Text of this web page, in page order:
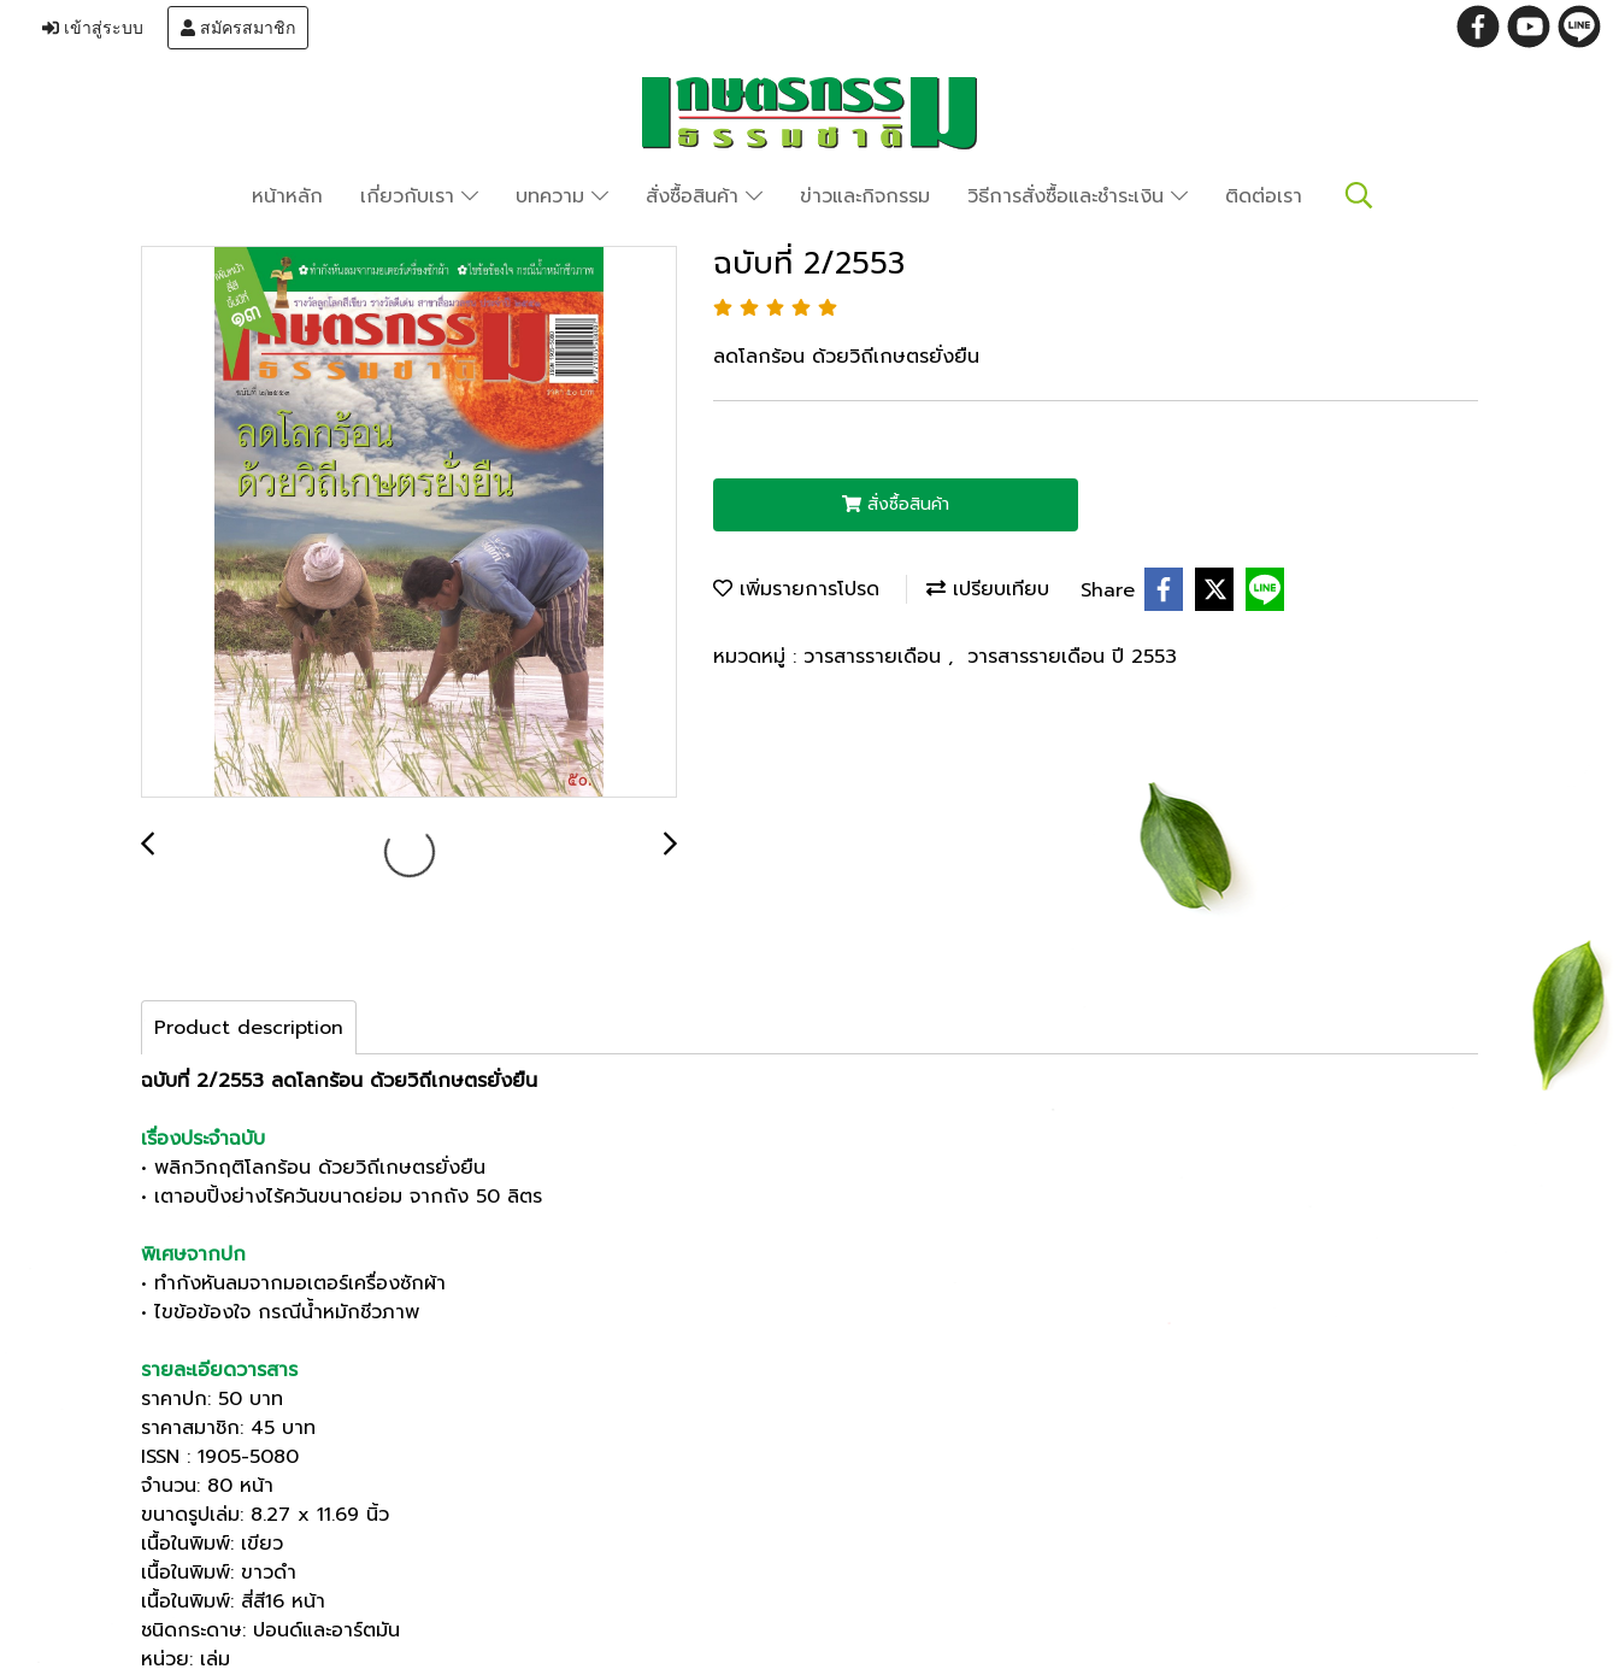
เข้าสู่ระบบ สมัครสมาชิก
หน้าหลัก เกี่ยวกับเรา บทความ สั่งซื้อสินค้า ข่าวและกิจกรรม วิธีการสั่งซื้อและชำระเงิน ติดต่อเรา
ฉบับที่ 2/2553
ลดโลกร้อน ด้วยวิถีเกษตรยั่งยืน
สั่งซื้อสินค้า
เพิ่มรายการโปรด เปรียบเทียบ Share
หมวดหมู่ : วารสารรายเดือน , วารสารรายเดือน ปี 2553
Product description
ฉบับที่ 2/2553 ลดโลกร้อน ด้วยวิถีเกษตรยั่งยืน
เรื่องประจำฉบับ
• พลิกวิกฤติโลกร้อน ด้วยวิถีเกษตรยั่งยืน
• เตาอบปิ้งย่างไร้ควันขนาดย่อม จากถัง 50 ลิตร
พิเศษจากปก
• ทำกังหันลมจากมอเตอร์เครื่องซักผ้า
• ไขข้อข้องใจ กรณีน้ำหมักชีวภาพ
รายละเอียดวารสาร
ราคาปก: 50 บาท
ราคาสมาชิก: 45 บาท
ISSN : 1905-5080
จำนวน: 80 หน้า
ขนาดรูปเล่ม: 8.27 x 11.69 นิ้ว
เนื้อในพิมพ์: เขียว
เนื้อในพิมพ์: ขาวดำ
เนื้อในพิมพ์: สี่สี16 หน้า
ชนิดกระดาษ: ปอนด์และอาร์ตมัน
หน่วย: เล่ม